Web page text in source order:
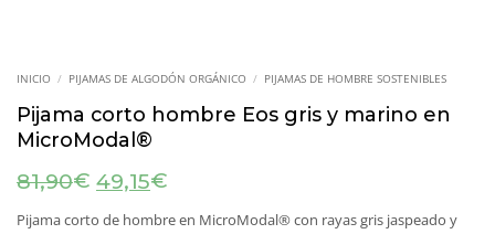
INICIO / PIJAMAS DE ALGODÓN ORGÁNICO / PIJAMAS DE HOMBRE SOSTENIBLES
Pijama corto hombre Eos gris y marino en
MicroModal®
81,90€ El
precio
original
49,15€
actual
Pijama corto de hombre en MicroModal® con rayas gris jaspeado y